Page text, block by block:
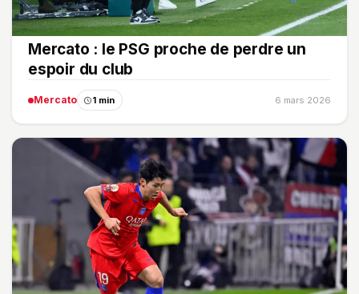
Mercato : le PSG proche de perdre un
espoir du club
Mercato 1 min 6 mars 2026